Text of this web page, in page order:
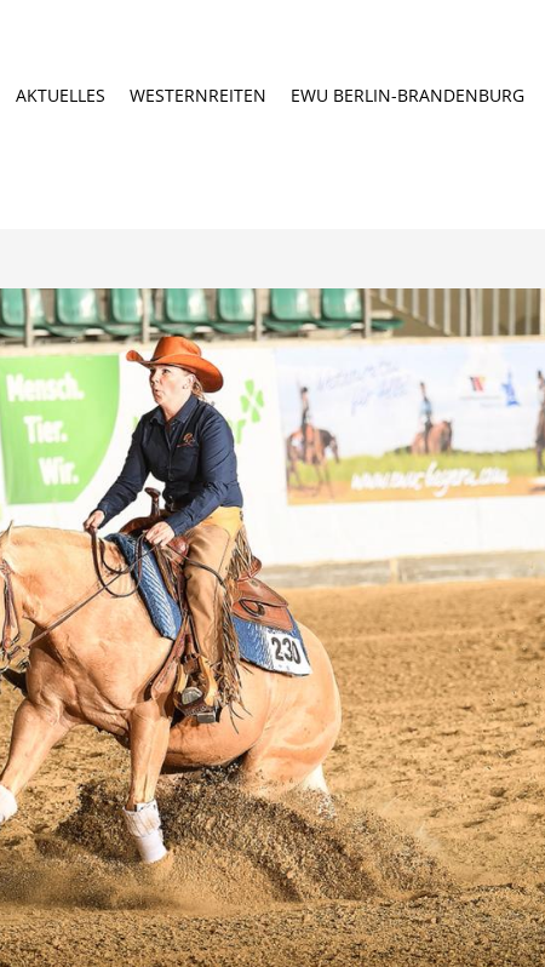
AKTUELLES WESTERNREITEN EWU BERLIN-BRANDENBURG